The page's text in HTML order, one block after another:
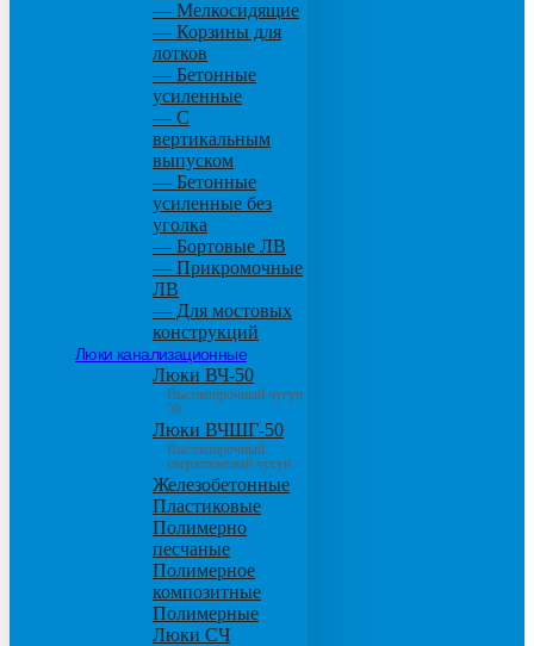
— Мелкосидящие
— Корзины для
лотков
— Бетонные
усиленные
— С
вертикальным
выпуском
— Бетонные
усиленные без
уголка
— Бортовые ЛВ
— Прикромочные
ЛВ
— Для мостовых
конструкций
Люки канализационные
Люки ВЧ-50
Высокопрочный чугун
50
Люки ВЧШГ-50
Высокопрочный
сверхтяжелый чугун
Железобетонные
Пластиковые
Полимерно
песчаные
Полимерное
композитные
Полимерные
Люки СЧ